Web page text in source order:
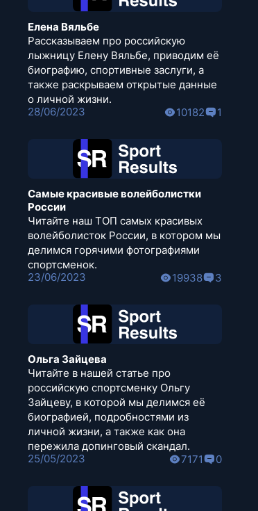
Елена Вяльбе
Рассказываем про российскую
лыжницу Елену Вяльбе, приводим её
биографию, спортивные заслуги, а
также раскрываем открытые данные
о личной жизни.
28/06/2023
10182 1
Самые красивые волейболистки
России
Читайте наш ТОП самых красивых
волейболисток России, в котором мы
делимся горячими фотографиями
спортсменок.
23/06/2023
19938 3
Ольга Зайцева
Читайте в нашей статье про
российскую спортсменку Ольгу
Зайцеву, в которой мы делимся её
биографией, подробностями из
личной жизни, а также как она
пережила допинговый скандал.
25/05/2023
7171 0